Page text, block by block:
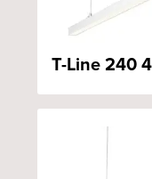
T-Line 240